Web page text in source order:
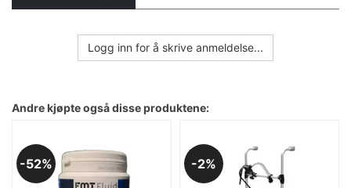
Logg inn for å skrive anmeldelse...
Andre kjøpte også disse produktene:
52% 2%